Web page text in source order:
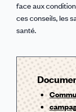
face aux
ces conseils, les
santé.